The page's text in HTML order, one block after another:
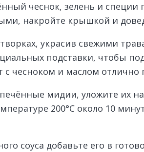
чеснок, зелень и
накройте крышкой и
украсив свежими
подставки, чтобы
с чесноком и маслом
мидии, уложите
200°C около 10
соуса добавьте его в